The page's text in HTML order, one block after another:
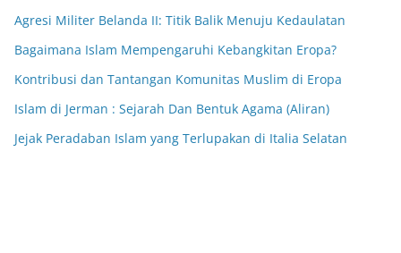
Agresi Militer Belanda II: Titik Balik Menuju Kedaulatan
Bagaimana Islam Mempengaruhi Kebangkitan Eropa?
Kontribusi dan Tantangan Komunitas Muslim di Eropa
Islam di Jerman : Sejarah Dan Bentuk Agama (Aliran)
Jejak Peradaban Islam yang Terlupakan di Italia Selatan